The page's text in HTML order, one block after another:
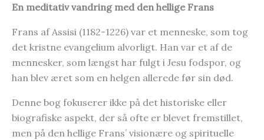
En meditativ vandring med den hellige Frans
Frans af Assisi (1182-1226) var et menneske, som tog
det kristne evangelium alvorligt. Han var et af de
mennesker, som længst har fulgt i Jesu fodspor, og
han blev æret som en helgen allerede før sin død.
Denne bog fokuserer ikke på det historiske eller
biografiske aspekt, der så ofte er blevet fremstillet,
men på den hellige Frans’ visionære og spirituelle